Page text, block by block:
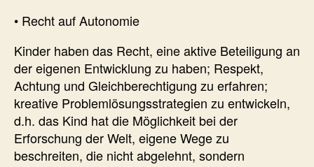
• Recht auf Autonomie
Kinder haben das Recht, eine aktive Beteiligung an
der eigenen Entwicklung zu haben; Respekt,
Achtung und Gleichberechtigung zu erfahren;
kreative Problemlösungsstrategien zu entwickeln,
d.h. das Kind hat die Möglichkeit bei der
Erforschung der Welt, eigene Wege zu
beschreiten, die nicht abgelehnt, sondern